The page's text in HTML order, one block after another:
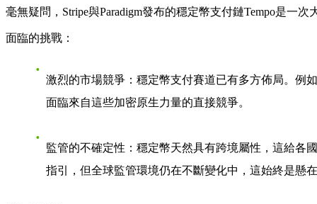
毫無疑問，Stripe與Paradigm發布的穩定幣支付鏈Tempo是一
面臨的挑戰 ：
激烈的市場競爭 ：穩定幣支付賽道已有多方佈局。例
面臨來自這些加密原生力量的直接競爭。
監管的不確定性 ：穩定幣天然具有跨境屬性，這給各
指引，但全球監管環境仍在不斷變化中，這始終是懸